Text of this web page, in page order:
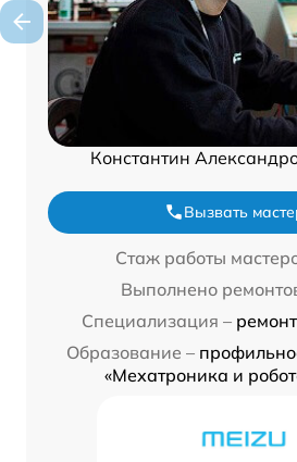
Константин
Вызвать
Стаж работы
Выполнено
Специализация –
Образование –
«Мехатроника и